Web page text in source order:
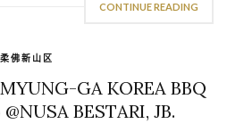
CONTINUE READING
柔佛新山区
GA KOREA BBQ
BESTARI, JB.